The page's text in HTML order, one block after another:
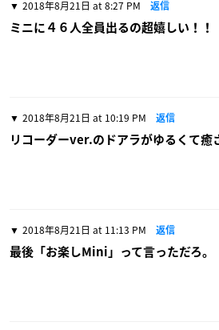
2018年8月21日 at 8:27 PM 返信
ミニに４６人全員出るの超嬉しい！！
2018年8月21日 at 10:19 PM 返信
リコーダーver.のドアラがゆるくて癒
2018年8月21日 at 11:13 PM 返信
最後「お楽しMini」って言っただろ。